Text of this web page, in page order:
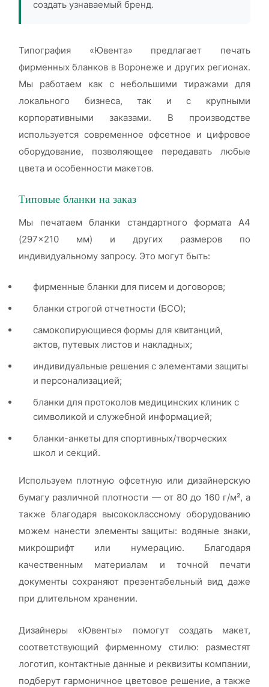
создать узнаваемый бренд.
Типография «Ювента» предлагает печать
фирменных бланков в Воронеже и других регионах.
Мы работаем как с небольшими тиражами для
локального бизнеса, так и с крупными
корпоративными заказами. В производстве
используется современное офсетное и цифровое
оборудование, позволяющее передавать любые
цвета и особенности макетов.
Типовые бланки на заказ
Мы печатаем бланки стандартного формата А4
(297×210 мм) и других размеров по
индивидуальному запросу. Это могут быть:
фирменные бланки для писем и договоров;
бланки строгой отчетности (БСО);
самокопирующиеся формы для квитанций,
актов, путевых листов и накладных;
индивидуальные решения с элементами защиты
и персонализацией;
бланки для протоколов медицинских клиник с
символикой и служебной информацией;
бланки-анкеты для спортивных/творческих
школ и секций.
Используем плотную офсетную или дизайнерскую
бумагу различной плотности — от 80 до 160 г/м², а
также благодаря высококлассному оборудованию
можем нанести элементы защиты: водяные знаки,
микрошрифт или нумерацию. Благодаря
качественным материалам и точной печати
документы сохраняют презентабельный вид даже
при длительном хранении.
Дизайнеры «Ювенты» помогут создать макет,
соответствующий фирменному стилю: разместят
логотип, контактные данные и реквизиты компании,
подберут гармоничное цветовое решение, а также